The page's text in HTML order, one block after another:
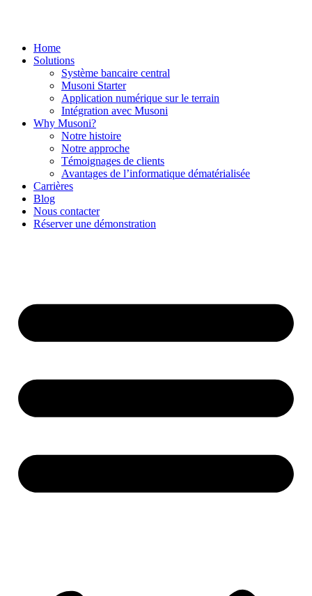
Home
Solutions
Système bancaire central
Musoni Starter
Application numérique sur le terrain
Intégration avec Musoni
Why Musoni?
Notre histoire
Notre approche
Témoignages de clients
Avantages de l’informatique dématérialisée
Carrières
Blog
Nous contacter
Réserver une démonstration